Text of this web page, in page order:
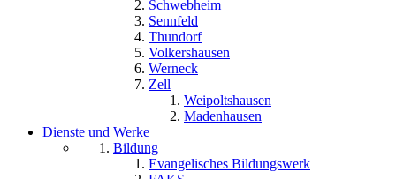
Schwebheim
Sennfeld
Thundorf
Volkershausen
Werneck
Zell
Weipoltshausen
Madenhausen
Dienste und Werke
Bildung
Evangelisches Bildungswerk